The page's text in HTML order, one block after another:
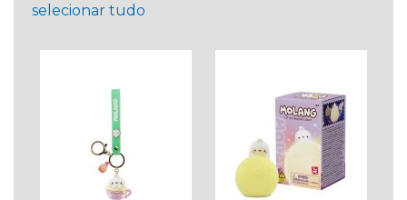
selecionar tudo